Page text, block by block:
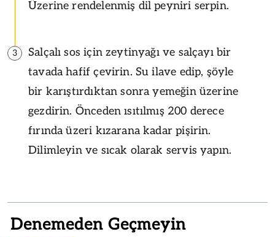
Üzerine rendelenmiş dil peyniri serpin.
3
Salçalı sos için zeytinyağı ve salçayı bir
tavada hafif çevirin. Su ilave edip, şöyle
bir karıştırdıktan sonra yemeğin üzerine
gezdirin. Önceden ısıtılmış 200 derece
fırında üzeri kızarana kadar pişirin.
Dilimleyin ve sıcak olarak servis yapın.
Denemeden Geçmeyin